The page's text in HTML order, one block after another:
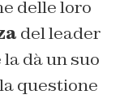
delle loro
del leader
dà un suo
questione